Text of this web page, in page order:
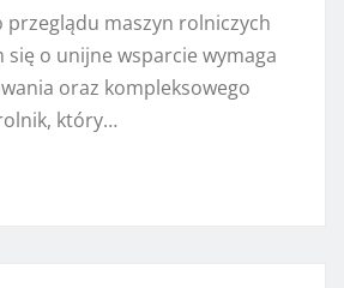
przeglądu maszyn rolniczych
o unijne wsparcie wymaga
oraz kompleksowego
który…